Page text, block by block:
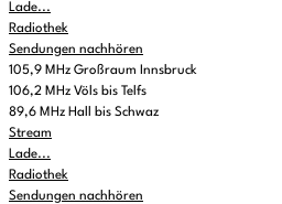
Lade...
Radiothek
Sendungen nachhören
105,9 MHz Großraum Innsbruck
106,2 MHz Völs bis Telfs
89,6 MHz Hall bis Schwaz
Stream
Lade...
Radiothek
Sendungen nachhören